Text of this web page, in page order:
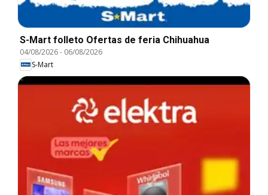
S-Mart folleto Ofertas de feria Chihuahua
04/08/2026- 06/08/2026
S-Mart